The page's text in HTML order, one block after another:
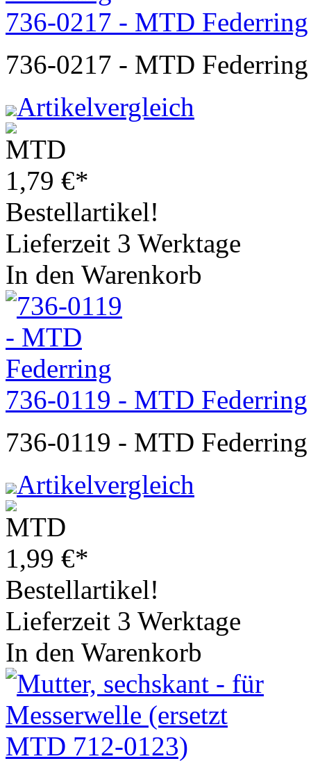
736-0217 - MTD Federring
736-0217 - MTD Federring
Artikelvergleich
1,79 €*
Bestellartikel!
Lieferzeit 3 Werktage
In den Warenkorb
736-0119 - MTD Federring
736-0119 - MTD Federring
Artikelvergleich
1,99 €*
Bestellartikel!
Lieferzeit 3 Werktage
In den Warenkorb